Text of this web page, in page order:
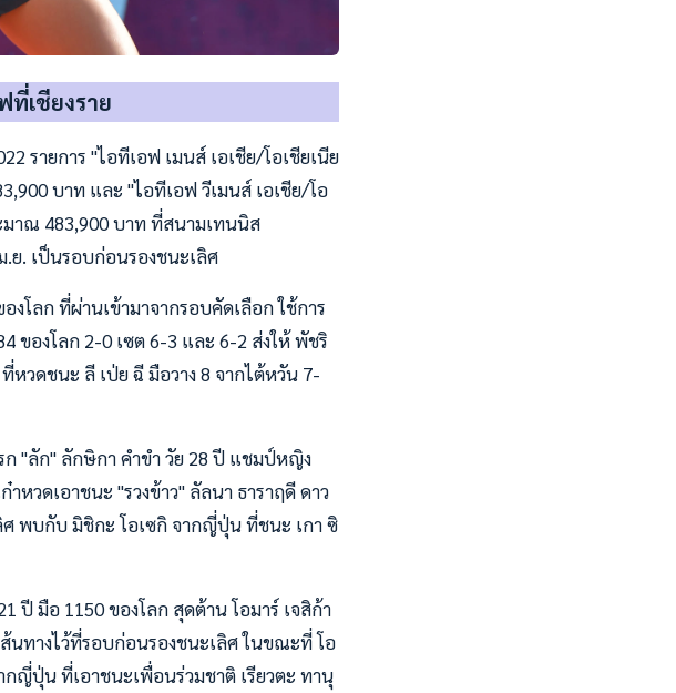
เชียงราย
รายการ "ไอทีเอฟ เมนส์ เอเชีย/โอเชียเนีย
บาท และ "ไอทีเอฟ วีเมนส์ เอเชีย/โอ
มาณ 483,900 บาท ที่สนามเทนนิส
.ย. เป็นรอบก่อนรองชนะเลิศ
โลก ที่ผ่านเข้ามาจากรอบคัดเลือก ใช้การ
ของโลก 2-0 เซต 6-3 และ 6-2 ส่งให้ พัชริ
หวดชนะ ลี เป่ย ฉี มือวาง 8 จากไต้หวัน 7-
ก "ลัก" ลักษิกา คำขำ วัย 28 ปี แชมป์หญิง
หวดเอาชนะ "รวงข้าว" ลัลนา ธาราฤดี ดาว
ศ พบกับ มิชิกะ โอเซกิ จากญี่ปุ่น ที่ชนะ เกา ซิ
ปี มือ 1150 ของโลก สุดต้าน โอมาร์ เจสิก้า
นทางไว้ที่รอบก่อนรองชนะเลิศ ในขณะที่ โอ
กญี่ปุ่น ที่เอาชนะเพื่อนร่วมชาติ เรียวตะ ทานุ